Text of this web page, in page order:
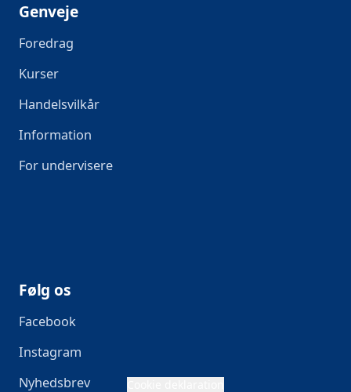
Genveje
Foredrag
Kurser
Handelsvilkår
Information
For undervisere
Følg os
Facebook
Instagram
Nyhedsbrev